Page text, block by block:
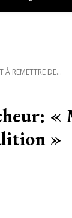
REMETTRE DE...
»